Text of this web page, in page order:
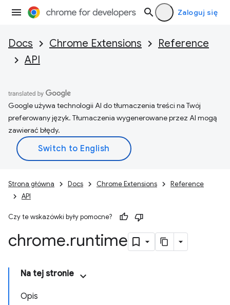
Zaloguj się
Docs Chrome Extensions
Reference
API
Google używa technologii AI do tłumaczenia treści na Twój
preferowany język. Tłumaczenia wygenerowane przez AI mogą
zawierać błędy.
Strona główna Docs Chrome Extensions
Reference
API
Czy te wskazówki były pomocne?
chrome.runtime
Na tej stronie
Opis